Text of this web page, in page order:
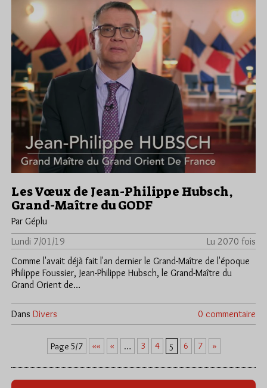
Les Vœux de Jean-Philippe Hubsch,
Grand-Maître du GODF
Par Géplu
Lundi 7/01/19
Lu 2070 fois
Comme l'avait déjà fait l'an dernier le Grand-Maître de l'époque
Philippe Foussier, Jean-Philippe Hubsch, le Grand-Maître du
Grand Orient de…
Dans Divers 0 commentaire
Page 5/7 «« « … 3 4 5 6 7 »